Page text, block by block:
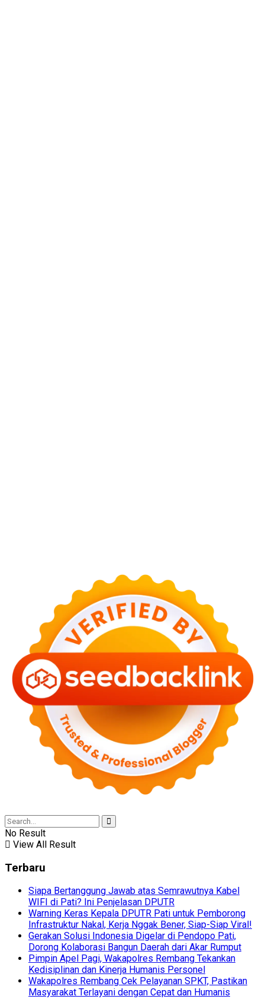
No Result
View All Result
Terbaru
Siapa Bertanggung Jawab atas Semrawutnya Kabel
WIFI di Pati? Ini Penjelasan DPUTR
Warning Keras Kepala DPUTR Pati untuk Pemborong
Infrastruktur Nakal, Kerja Nggak Bener, Siap-Siap Viral!
Gerakan Solusi Indonesia Digelar di Pendopo Pati,
Dorong Kolaborasi Bangun Daerah dari Akar Rumput
Pimpin Apel Pagi, Wakapolres Rembang Tekankan
Kedisiplinan dan Kinerja Humanis Personel
Wakapolres Rembang Cek Pelayanan SPKT, Pastikan
Masyarakat Terlayani dengan Cepat dan Humanis